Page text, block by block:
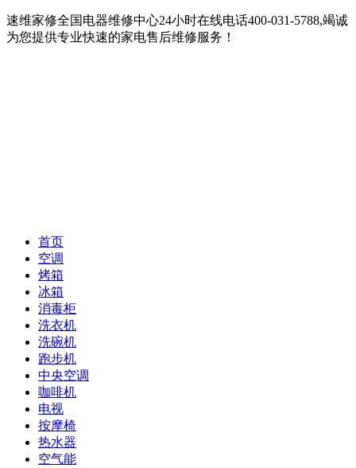
速维家修全国电器维修中心24小时在线电话400-031-5788,竭诚
为您提供专业快速的家电售后维修服务！
首页
空调
烤箱
冰箱
消毒柜
洗衣机
洗碗机
跑步机
中央空调
咖啡机
电视
按摩椅
热水器
空气能